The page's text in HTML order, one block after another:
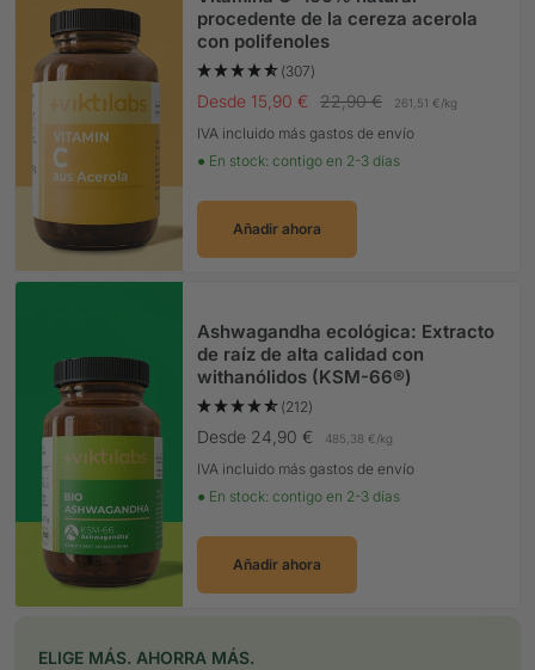
ELIGE MÁS. AHORRA MÁS.
procedente de la cereza acerola
con polifenoles
(307)
Precio Oferta
Desde 15,90 € Precio normal
22,90 € 261,51 €/kg
IVA incluido más gastos de envío
● En stock: contigo en 2-3 días
Añadir ahora
Ashwagandha ecológica: Extracto
de raíz de alta calidad con
withanólidos (KSM-66®)
(212)
Precio Oferta
Desde 24,90 € 485,38 €/kg
IVA incluido más gastos de envío
● En stock: contigo en 2-3 días
Añadir ahora